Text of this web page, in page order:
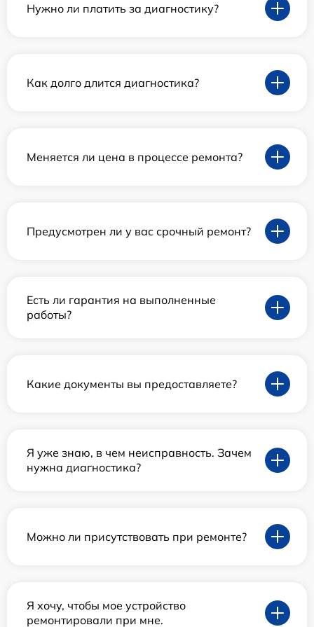
Нужно ли платить за диагностику?
Как долго длится диагностика?
Меняется ли цена в процессе ремонта?
Предусмотрен ли у вас срочный ремонт?
Есть ли гарантия на выполненные
работы?
Какие документы вы предоставляете?
Я уже знаю, в чем неисправность. Зачем
нужна диагностика?
Можно ли присутствовать при ремонте?
Я хочу, чтобы мое устройство
ремонтировали при мне.